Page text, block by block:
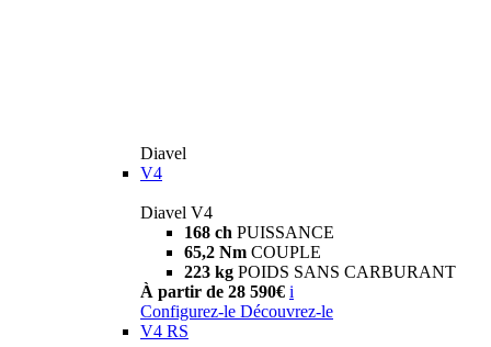
Diavel
V4
Diavel V4
168 ch PUISSANCE
65,2 Nm COUPLE
223 kg POIDS SANS CARBURANT
À partir de 28 590€ i
Configurez-le Découvrez-le
V4 RS